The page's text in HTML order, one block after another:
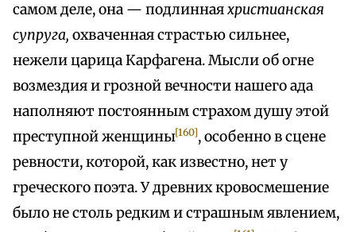
самом деле, она — подлиннаяхристианская
супруга, охваченная страстью сильнее,
нежели царица Карфагена. Мысли об огне
возмездия и грозной вечности нашего ада
наполняют постоянным страхом душу этой
преступной женщины[160], особенно в сцене
ревности, которой, как известно, нет у
греческого поэта. У древних кровосмешение
было не столь редким и страшным явлением,